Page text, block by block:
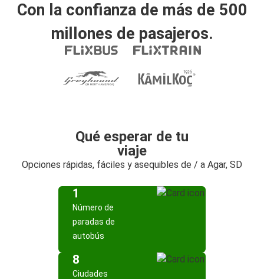
Con la confianza de más de 500
millones de pasajeros.
Qué esperar de tu
viaje
Opciones rápidas, fáciles y asequibles de / a Agar, SD
1
Número de
paradas de
autobús
8
Ciudades